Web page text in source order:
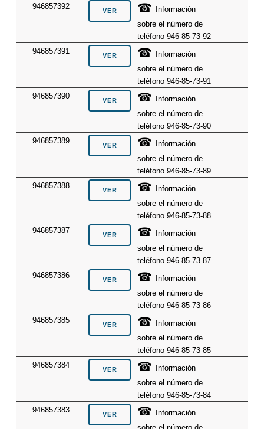
946857392
☎ Información
sobre el número de
teléfono 946-85-73-92
946857391
☎ Información
sobre el número de
teléfono 946-85-73-91
946857390
☎ Información
sobre el número de
teléfono 946-85-73-90
946857389
☎ Información
sobre el número de
teléfono 946-85-73-89
946857388
☎ Información
sobre el número de
teléfono 946-85-73-88
946857387
☎ Información
sobre el número de
teléfono 946-85-73-87
946857386
☎ Información
sobre el número de
teléfono 946-85-73-86
946857385
☎ Información
sobre el número de
teléfono 946-85-73-85
946857384
☎ Información
sobre el número de
teléfono 946-85-73-84
946857383
☎ Información